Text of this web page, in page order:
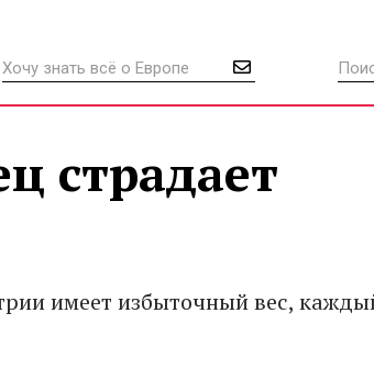
страдает
имеет избыточный вес,